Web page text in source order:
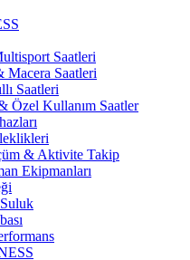
Saatleri
Macera Saatleri
Saatleri
Özel Kullanım Saatler
& Aktivite Takip
Ekipmanları